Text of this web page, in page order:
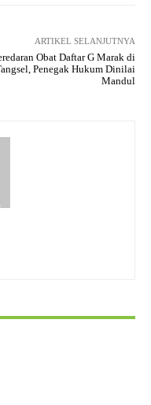
ARTIKEL SELANJUTNYA
Obat Daftar G Marak di
Penegak Hukum Dinilai
Mandul